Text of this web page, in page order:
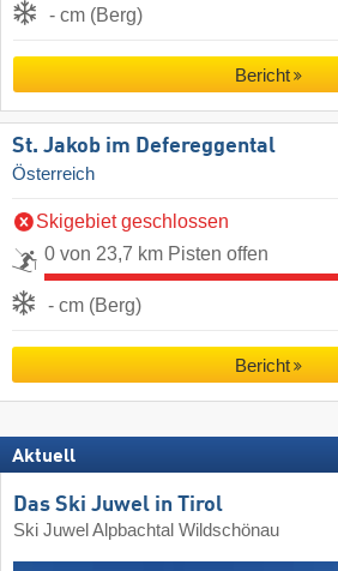
- cm (Berg)
Bericht
St. Jakob im Defereggental
Österreich
Skigebiet geschlossen
0 von 23,7 km Pisten offen
- cm (Berg)
Bericht
Aktuell
Das Ski Juwel in Tirol
Ski Juwel Alpbachtal Wildschönau